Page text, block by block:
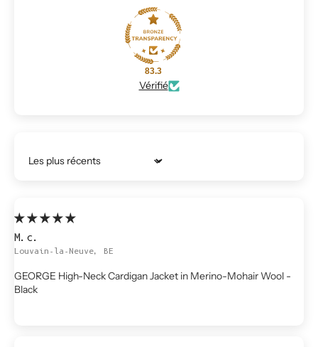
83.3
Vérifié
Trier par
M.c.
Louvain-la-Neuve, BE
GEORGE High-Neck Cardigan Jacket in Merino-Mohair Wool -
Black